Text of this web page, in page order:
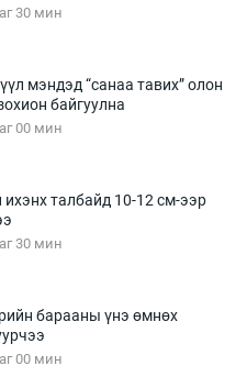
30 мин
мэндэд “санаа тавих” олон
байгуулна
00 мин
ихэнх талбайд 10-12 см-ээр
30 мин
барааны үнэ өмнөх
00 мин